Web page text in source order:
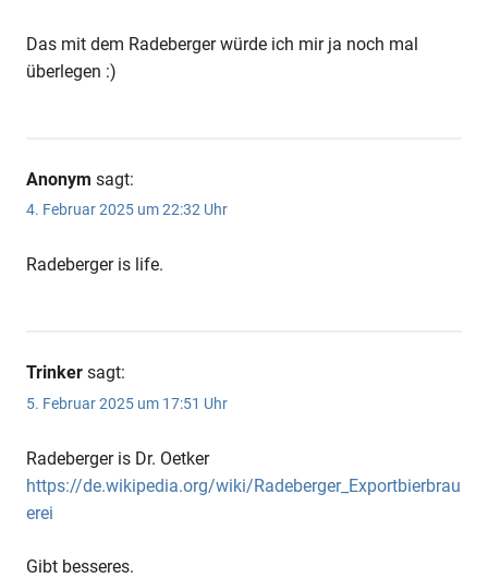
Das mit dem Radeberger würde ich mir ja noch mal
überlegen :)
Anonym sagt:
4. Februar 2025 um 22:32 Uhr
Radeberger is life.
Trinker sagt:
5. Februar 2025 um 17:51 Uhr
Radeberger is Dr. Oetker
https://de.wikipedia.org/wiki/Radeberger_Exportbierbrau
erei
Gibt besseres.